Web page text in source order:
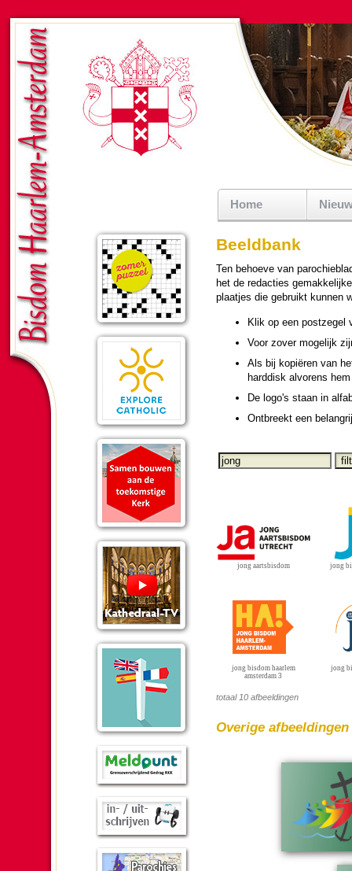
Home
Beeldbank
Ten behoeve van
het de redacties
plaatjes die gebruikt kunnen
Klik op een postzegel
Voor zover moge­lijk
Als bij kopiëren van
harddisk alvorens
De logo's staan in
Ontbreekt een
jong aartsbisdom jong
jong bisdom haarlem
amsterdam 3
jong
totaal 10 afbeeldingen
Overige afbeel­dingen